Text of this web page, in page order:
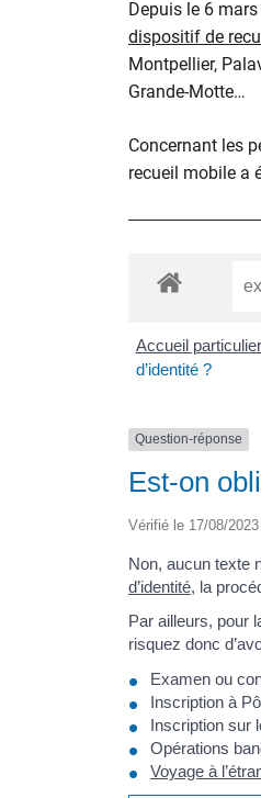
Depuis le 6
dispositif de
Montpellier,
Grande-Motte…
Concernant les
recueil mobile a
Accueil
d’identité ?
Question-réponse
Est-on
Vérifié le 17/08/
Non, aucun texte
d’identité, la
Par ailleurs, pour
risquez donc
Examen ou
Inscription à
Inscription sur
Opérations
Voyage à